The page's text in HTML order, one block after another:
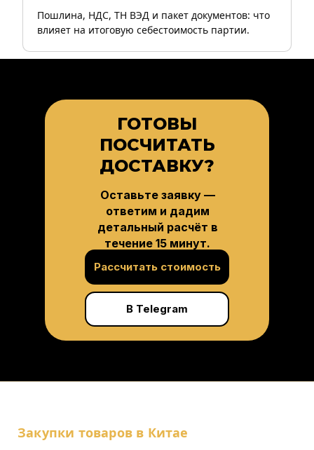
Пошлина, НДС, ТН ВЭД и пакет документов: что
влияет на итоговую себестоимость партии.
Рассчитать стоимость
В Telegram
ГОТОВЫ
ПОСЧИТАТЬ
ДОСТАВКУ?
Оставьте заявку —
ответим и дадим
детальный расчёт в
течение 15 минут.
Закупки товаров в Китае